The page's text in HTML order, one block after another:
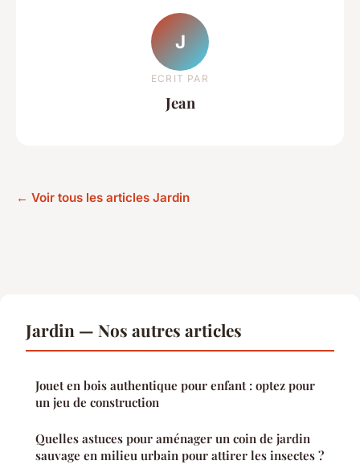
J
ECRIT PAR
Jean
← Voir tous les articles Jardin
Jardin — Nos autres articles
Jouet en bois authentique pour enfant : optez pour
un jeu de construction
Quelles astuces pour aménager un coin de jardin
sauvage en milieu urbain pour attirer les insectes ?